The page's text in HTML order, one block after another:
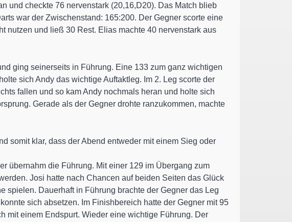
und checkte 76 nervenstark (20,16,D20). Das Match blieb
war der Zwischenstand: 165:200. Der Gegner scorte eine
nutzen und ließ 30 Rest. Elias machte 40 nervenstark aus
ging seinerseits in Führung. Eine 133 zum ganz wichtigen
sich Andy das wichtige Auftaktleg. Im 2. Leg scorte der
fallen und so kam Andy nochmals heran und holte sich
Gerade als der Gegner drohte ranzukommen, machte
somit klar, dass der Abend entweder mit einem Sieg oder
übernahm die Führung. Mit einer 129 im Übergang zum
Josi hatte nach Chancen auf beiden Seiten das Glück
spielen. Dauerhaft in Führung brachte der Gegner das Leg
sich absetzen. Im Finishbereich hatte der Gegner mit 95
mit einem Endspurt. Wieder eine wichtige Führung. Der